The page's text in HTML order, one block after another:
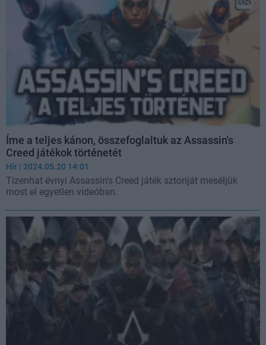
Íme a teljes kánon, összefoglaltuk az Assassin's
Creed játékok történetét
Hír | 2024.05.20 14:01
Tizenhat évnyi Assassin's Creed játék sztoriját meséljük
most el egyetlen videóban.